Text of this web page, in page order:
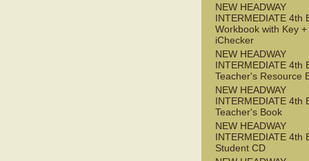
NEW HEADWAY
INTERMEDIATE 4th
Workbook with Key +
iChecker
NEW HEADWAY
INTERMEDIATE 4th
Teacher's Resource
NEW HEADWAY
INTERMEDIATE 4th
Teacher's Book
NEW HEADWAY
INTERMEDIATE 4th
Student CD